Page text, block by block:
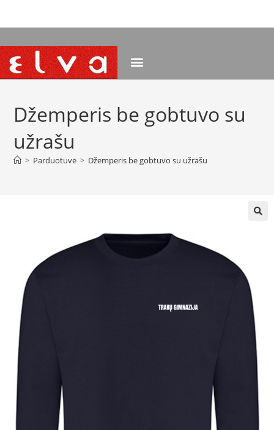
Džemperis be gobtuvo su
užrašu
> Parduotuvė > Džemperis be gobtuvo su užrašu